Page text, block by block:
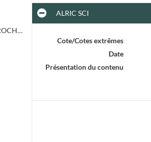
A.A.P.Ë.I. CENTRE D'ENTRAINEMENT AU TRAVAIL DE ROCHEBELLE
ALRIC SCI
Cote/Cotes extrêmes
Date
Présentation du contenu